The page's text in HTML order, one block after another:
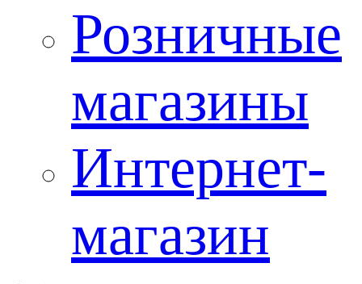
Розничные
магазины
Интернет-
магазин